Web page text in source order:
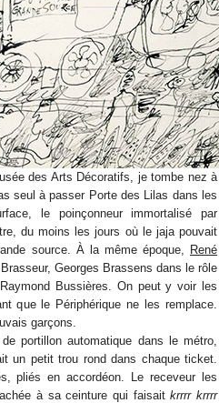
des Arts Décoratifs, je tombe nez à
seul à passer Porte des Lilas dans les
le poinçonneur immortalisé par
du moins les jours où le jaja pouvait
source. À la même époque,
René
Georges Brassens dans le rôle
Bussières. On peut y voir les
que le Périphérique ne les remplace.
garçons.
portillon automatique dans le métro,
un petit trou rond dans chaque ticket.
pliés en accordéon. Le receveur les
à sa ceinture qui faisaitkrrrr krrrr